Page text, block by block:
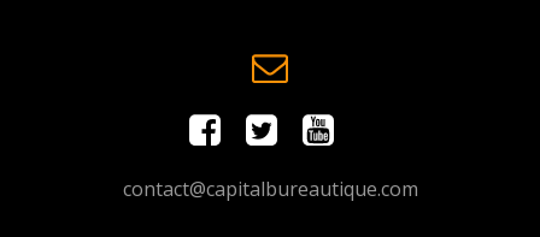
contact@capitalbureautique.com